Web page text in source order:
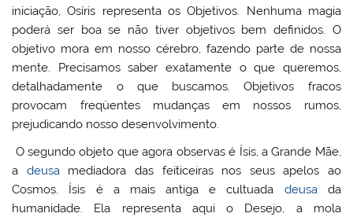
iniciação, Osíris representa os Objetivos. Nenhuma magia
poderá ser boa se não tiver objetivos bem definidos. O
objetivo mora em nosso cérebro, fazendo parte de nossa
mente. Precisamos saber exatamente o que queremos,
detalhadamente o que buscamos. Objetivos fracos
provocam freqüentes mudanças em nossos rumos,
prejudicando nosso desenvolvimento.
O segundo objeto que agora observas é Ísis, a Grande Mãe,
a deusamediadora das feiticeiras nos seus apelos ao
Cosmos. Ísis é a mais antiga e cultuada deusada
humanidade. Ela representa aqui o Desejo, a mola